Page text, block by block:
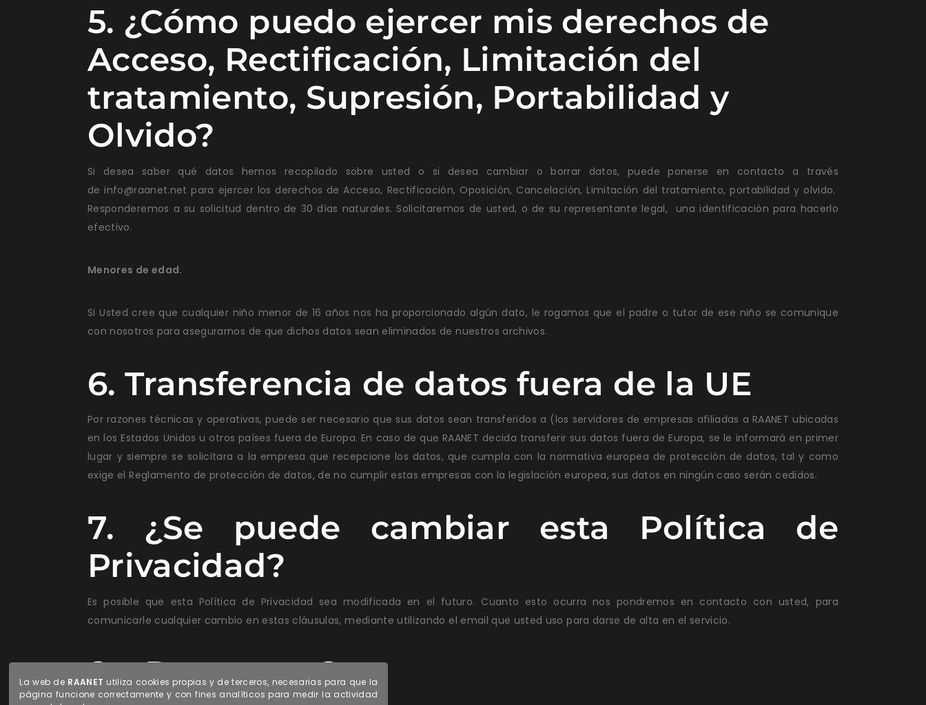
5. ¿Cómo puedo ejercer mis derechos de
Acceso, Rectificación, Limitación del
tratamiento, Supresión, Portabilidad y
Olvido?
Si desea saber qué datos hemos recopilado sobre usted o si desea cambiar o borrar datos, puede ponerse en contacto a través
de info@raanet.net para ejercer los derechos de Acceso, Rectificación, Oposición, Cancelación, Limitación del tratamiento, portabilidad y olvido.
Responderemos a su solicitud dentro de 30 días naturales. Solicitaremos de usted, o de su representante legal, una identificación para hacerlo
efectivo.
Menores de edad.
Si Usted cree que cualquier niño menor de 16 años nos ha proporcionado algún dato, le rogamos que el padre o tutor de ese niño se comunique
con nosotros para asegurarnos de que dichos datos sean eliminados de nuestros archivos.
6. Transferencia de datos fuera de la UE
Por razones técnicas y operativas, puede ser necesario que sus datos sean transferidos a (los servidores de empresas afiliadas a RAANET ubicadas
en los Estados Unidos u otros países fuera de Europa. En caso de que RAANET decida transferir sus datos fuera de Europa, se le informará en primer
lugar y siempre se solicitara a la empresa que recepcione los datos, que cumpla con la normativa europea de protección de datos, tal y como
exige el Reglamento de protección de datos, de no cumplir estas empresas con la legislación europea, sus datos en ningún caso serán cedidos.
7. ¿Se puede cambiar esta Política de
Privacidad?
Es posible que esta Política de Privacidad sea modificada en el futuro. Cuanto esto ocurra nos pondremos en contacto con usted, para
comunicarle cualquier cambio en estas cláusulas, mediante utilizando el email que usted uso para darse de alta en el servicio.
8. ¿Preguntas?
La web de RAANET utiliza cookies propias y de terceros, necesarias para que la
página funcione correctamente y con fines analíticos para medir la actividad